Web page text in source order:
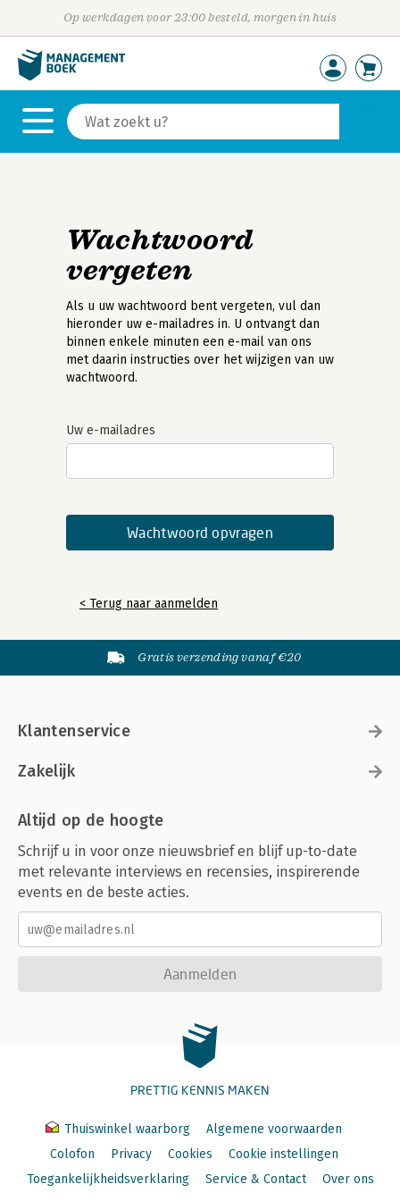
Op werkdagen voor 23:00 besteld, morgen in huis
Wachtwoord
vergeten
Als u uw wachtwoord bent vergeten, vul dan
hieronder uw e-mailadres in. U ontvangt dan
binnen enkele minuten een e-mail van ons
met daarin instructies over het wijzigen van uw
wachtwoord.
Uw e-mailadres
< Terug naar aanmelden
Gratis verzending vanaf €20
Klantenservice
Zakelijk
Altijd op de hoogte
Schrijf u in voor onze nieuwsbrief en blijf up-to-date
met relevante interviews en recensies, inspirerende
events en de beste acties.
Aanmelden
PRETTIG KENNIS MAKEN
Thuiswinkel waarborg
Algemene voorwaarden
Colofon
Privacy Cookies
Cookie instellingen
Toegankelijkheidsverklaring
Service & Contact Over ons